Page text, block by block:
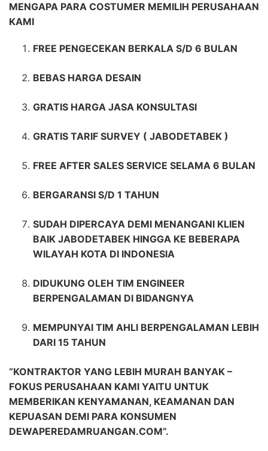
MENGAPA PARA COSTUMER MEMILIH PERUSAHAAN
KAMI
FREE PENGECEKAN BERKALA S/D 6 BULAN
BEBAS HARGA DESAIN
GRATIS HARGA JASA KONSULTASI
GRATIS TARIF SURVEY ( JABODETABEK )
FREE AFTER SALES SERVICE SELAMA 6 BULAN
BERGARANSI S/D 1 TAHUN
SUDAH DIPERCAYA DEMI MENANGANI KLIEN
BAIK JABODETABEK HINGGA KE BEBERAPA
WILAYAH KOTA DI INDONESIA
DIDUKUNG OLEH TIM ENGINEER
BERPENGALAMAN DI BIDANGNYA
MEMPUNYAI TIM AHLI BERPENGALAMAN LEBIH
DARI 15 TAHUN
“KONTRAKTOR YANG LEBIH MURAH BANYAK –
FOKUS PERUSAHAAN KAMI YAITU UNTUK
MEMBERIKAN KENYAMANAN, KEAMANAN DAN
KEPUASAN DEMI PARA KONSUMEN
DEWAPEREDAMRUANGAN.COM”.